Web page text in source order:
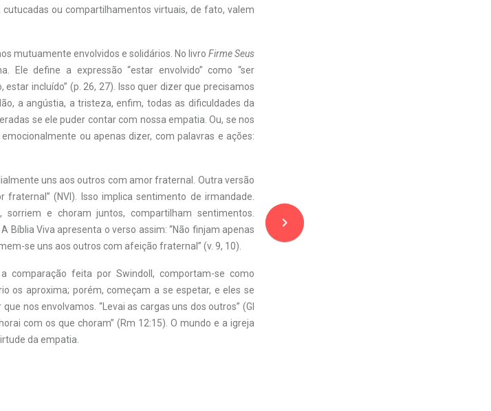
ou compartilhamentos virtuais, de fato, valem
mutuamente envolvidos e solidários. No livro Firme Seus
Ele define a expressão “estar envolvido” como “ser
incluído” (p. 26, 27). Isso quer dizer que precisamos
a angústia, a tristeza, enfim, todas as dificuldades da
se ele puder contar com nossa empatia. Ou, se nos
ou apenas dizer, com palavras e ações:
uns aos outros com amor fraternal. Outra versão
(NVI). Isso implica sentimento de irmandade.
sorriem e choram juntos, compartilham sentimentos.
Bíblia Viva apresenta o verso assim: “Não finjam apenas
se uns aos outros com afeição fraternal” (v. 9, 10).
comparação feita por Swindoll, comportam-se como
os aproxima; porém, começam a se espetar, e eles se
nos envolvamos. “Levai as cargas uns dos outros” (Gl
com os que choram” (Rm 12:15). O mundo e a igreja
da empatia.
navigate_next